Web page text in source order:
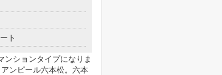
ト
ンションタイプになりま
ンピール六本松。六本